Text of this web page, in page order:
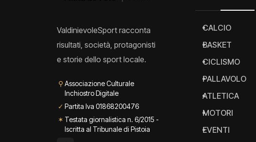
ValdinievoleSport racconta
risultati, società, protagonisti
e storie dello sport locale.
⚲ Associazione Culturale
Inchiostro Digitale
✓ Partita Iva 01868200476
✶ Testata giornalistica n. 6/2015 -
Iscritta al Tribunale di Pistoia
CALCIO
BASKET
CICLISMO
PALLAVOLO
ATLETICA
MOTORI
EVENTI